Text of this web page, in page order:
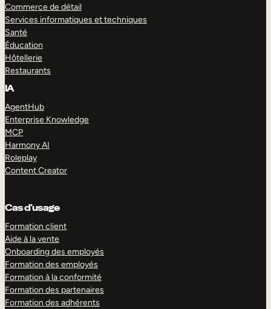
Commerce de détail
Services informatiques et techniques
Santé
Éducation
Hôtellerie
Restaurants
IA
AgentHub
Enterprise Knowledge
MCP
Harmony AI
Roleplay
Content Creator
Cas d’usage
Formation client
Aide à la vente
Onboarding des employés
Formation des employés
Formation à la conformité
Formation des partenaires
Formation des adhérents